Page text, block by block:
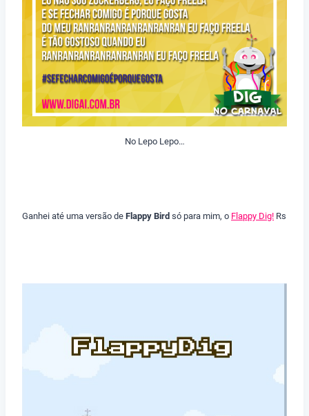
No Lepo Lepo…
Ganhei até uma versão de Flappy Bird só para mim, o Flappy Dig! Rs